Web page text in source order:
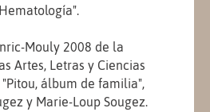
Mouly 2008 de la
Artes, Letras y Ciencias
álbum de familia",
y Marie-Loup Sougez.